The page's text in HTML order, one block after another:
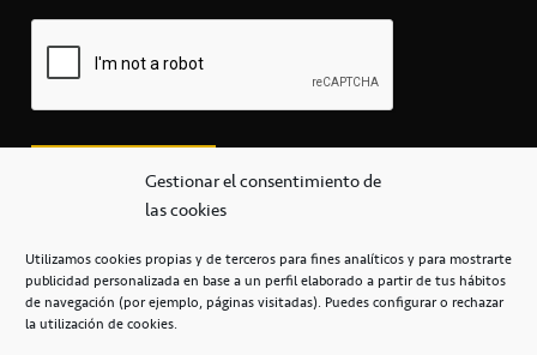
Gestionar el consentimiento de
las cookies
Utilizamos cookies propias y de terceros para fines analíticos y para mostrarte
publicidad personalizada en base a un perfil elaborado a partir de tus hábitos
de navegación (por ejemplo, páginas visitadas). Puedes configurar o rechazar
la utilización de cookies.
secretaria@cbcanarias.es
+34 922 253 684